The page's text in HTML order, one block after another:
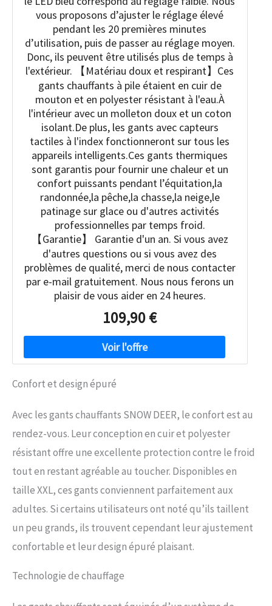
vous proposons d’ajuster le réglage élevé
pendant les 20 premières minutes
d’utilisation, puis de passer au réglage moyen.
Donc, ils peuvent être utilisés plus de temps à
l'extérieur. 【Matériau doux et respirant】Ces
gants chauffants à pile étaient en cuir de
mouton et en polyester résistant à l'eau.À
l'intérieur avec un molleton doux et un coton
isolant.De plus, les gants avec capteurs
tactiles à l'index fonctionneront sur tous les
appareils intelligents.Ces gants thermiques
sont garantis pour fournir une chaleur et un
confort puissants pendant l’équitation,la
randonnée,la pêche,la chasse,la neige,le
patinage sur glace ou d'autres activités
professionnelles par temps froid.
【Garantie】 Garantie d'un an. Si vous avez
d'autres questions ou si vous avez des
problèmes de qualité, merci de nous contacter
par e-mail gratuitement. Nous nous ferons un
plaisir de vous aider en 24 heures.
109,90 €
Confort et design épuré
Avec les gants chauffants SNOW DEER, le confort est au
rendez-vous. Leur conception en cuir et polyester
résistant offre une excellente protection contre le froid
tout en restant agréable au toucher. Disponibles en
taille XXL, ces gants conviennent parfaitement aux
adultes. Si certains utilisateurs ont noté qu’ils taillent
un peu grands, ils trouvent cependant leur ajustement
confortable et leur design épuré plaisant.
Technologie de chauffage